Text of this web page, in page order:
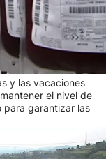
las 350
diarias
y las vacaciones
el nivel de
para garantizar las